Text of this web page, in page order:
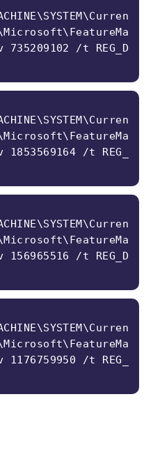
/t REG_D
/t REG_
/t REG_D
/t REG_